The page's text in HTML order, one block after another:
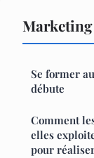
Se former
débute
Comment
elles
pour